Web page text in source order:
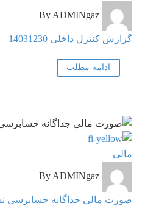
کنترل
داخلی
14031230
By ADMINgaz
گزارش کنترل داخلی 14031230
ادامه مطلب
صورت
مالی
جداگانه
حسابرسی
مالی
By ADMINgaz
صورت مالی جداگانه حسابرسی نشده